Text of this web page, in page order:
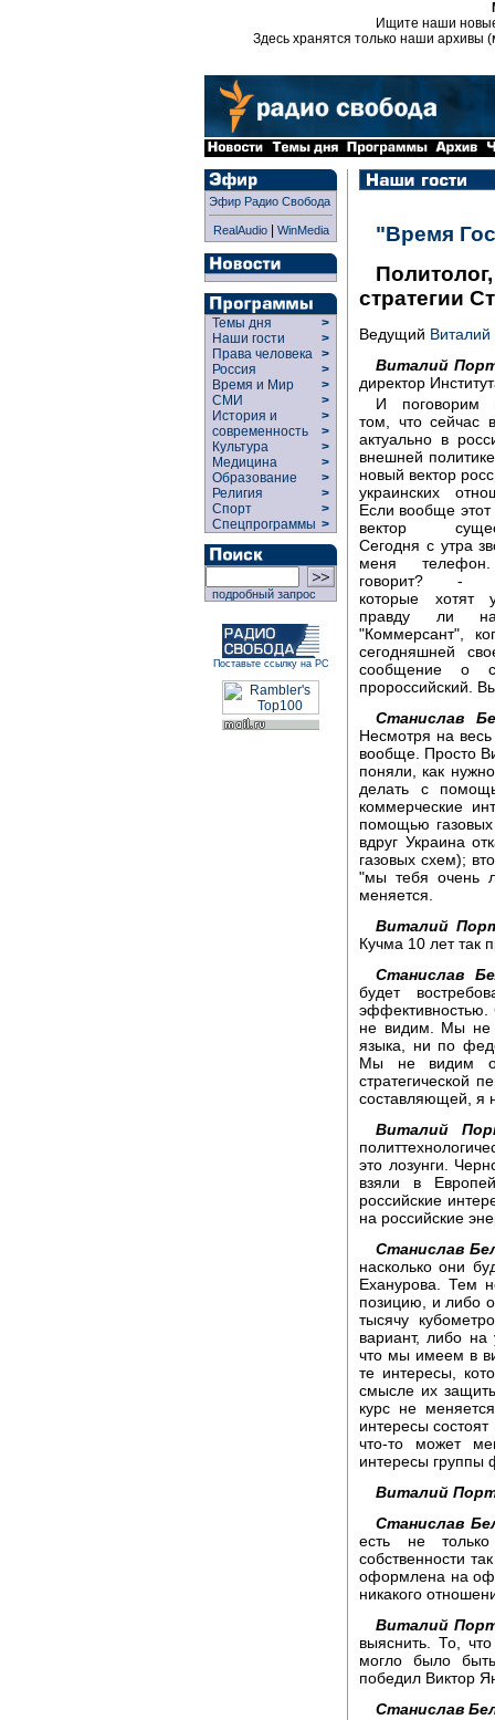
Ищите наши
Здесь хранятся только наши архивы
Эфир Радио Свобода
RealAudio| WinMedia
Темы дня
>
Наши гости
>
Права человека >
Россия
>
Время и Мир
>
СМИ
>
История и
современность
>
>
Культура
>
Медицина
>
Образование
>
Религия
>
Спорт
>
Спецпрограммы >
подробный запрос
Поставьте ссылку на РС
"Время
стратегии
Ведущий Виталий
Виталий
директор
И
том, что сейчас
актуально в
внешней
новый вектор
украинских
Если вообще
вектор
Сегодня с утра
меня
говорит? -
которые хотят
правду ли
"Коммерсант",
сегодняшней
сообщение о
пророссийский.
Станислав
Несмотря на
вообще. Просто
поняли, как
делать с
коммерческие
помощью
вдруг Украина
газовых схем);
"мы тебя очень
меняется.
Виталий
Кучма 10 лет так
Станислав
будет
эффективностью.
не видим. Мы не
языка, ни по
Мы не видим
стратегической
составляющей, я
Виталий
это лозунги.
взяли в
российские
на российские
Станислав
насколько они
Еханурова. Тем
позицию, и либо
тысячу
вариант, либо
что мы имеем в
те интересы,
смысле их
курс не
интересы
что-то может
интересы группы
Виталий
Станислав
есть не
собственности
оформлена на
никакого
Виталий
выяснить. То,
могло было
победил Виктор
Станислав